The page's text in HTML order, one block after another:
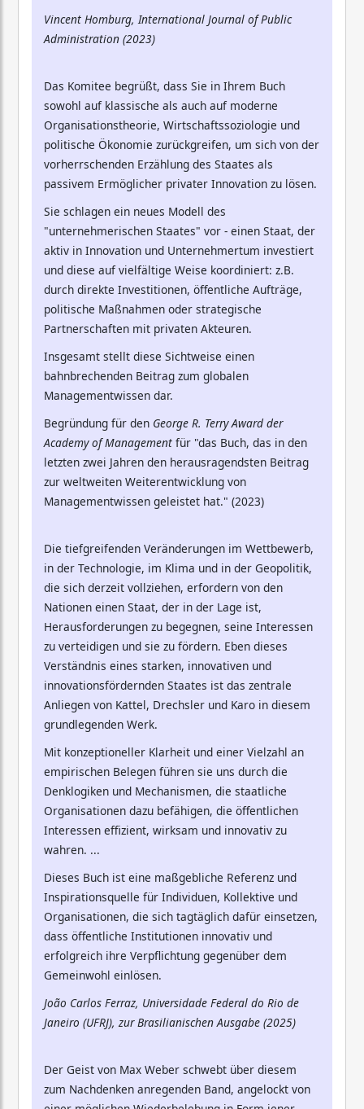
Vincent Homburg, International Journal of Public
Administration (2023)
Das Komitee begrüßt, dass Sie in Ihrem Buch
sowohl auf klassische als auch auf moderne
Organisationstheorie, Wirtschaftssoziologie und
politische Ökonomie zurückgreifen, um sich von der
vorherrschenden Erzählung des Staates als
passivem Ermöglicher privater Innovation zu lösen.
Sie schlagen ein neues Modell des
"unternehmerischen Staates" vor - einen Staat, der
aktiv in Innovation und Unternehmertum investiert
und diese auf vielfältige Weise koordiniert: z.B.
durch direkte Investitionen, öffentliche Aufträge,
politische Maßnahmen oder strategische
Partnerschaften mit privaten Akteuren.
Insgesamt stellt diese Sichtweise einen
bahnbrechenden Beitrag zum globalen
Managementwissen dar.
Begründung für den George R. Terry Award der
Academy of Management für "das Buch, das in den
letzten zwei Jahren den herausragendsten Beitrag
zur weltweiten Weiterentwicklung von
Managementwissen geleistet hat." (2023)
Die tiefgreifenden Veränderungen im Wettbewerb,
in der Technologie, im Klima und in der Geopolitik,
die sich derzeit vollziehen, erfordern von den
Nationen einen Staat, der in der Lage ist,
Herausforderungen zu begegnen, seine Interessen
zu verteidigen und sie zu fördern. Eben dieses
Verständnis eines starken, innovativen und
innovationsfördernden Staates ist das zentrale
Anliegen von Kattel, Drechsler und Karo in diesem
grundlegenden Werk.
Mit konzeptioneller Klarheit und einer Vielzahl an
empirischen Belegen führen sie uns durch die
Denklogiken und Mechanismen, die staatliche
Organisationen dazu befähigen, die öffentlichen
Interessen effizient, wirksam und innovativ zu
wahren. ...
Dieses Buch ist eine maßgebliche Referenz und
Inspirationsquelle für Individuen, Kollektive und
Organisationen, die sich tagtäglich dafür einsetzen,
dass öffentliche Institutionen innovativ und
erfolgreich ihre Verpflichtung gegenüber dem
Gemeinwohl einlösen.
João Carlos Ferraz, Universidade Federal do Rio de
Janeiro (UFRJ), zur Brasilianischen Ausgabe (2025)
Der Geist von Max Weber schwebt über diesem
zum Nachdenken anregenden Band, angelockt von